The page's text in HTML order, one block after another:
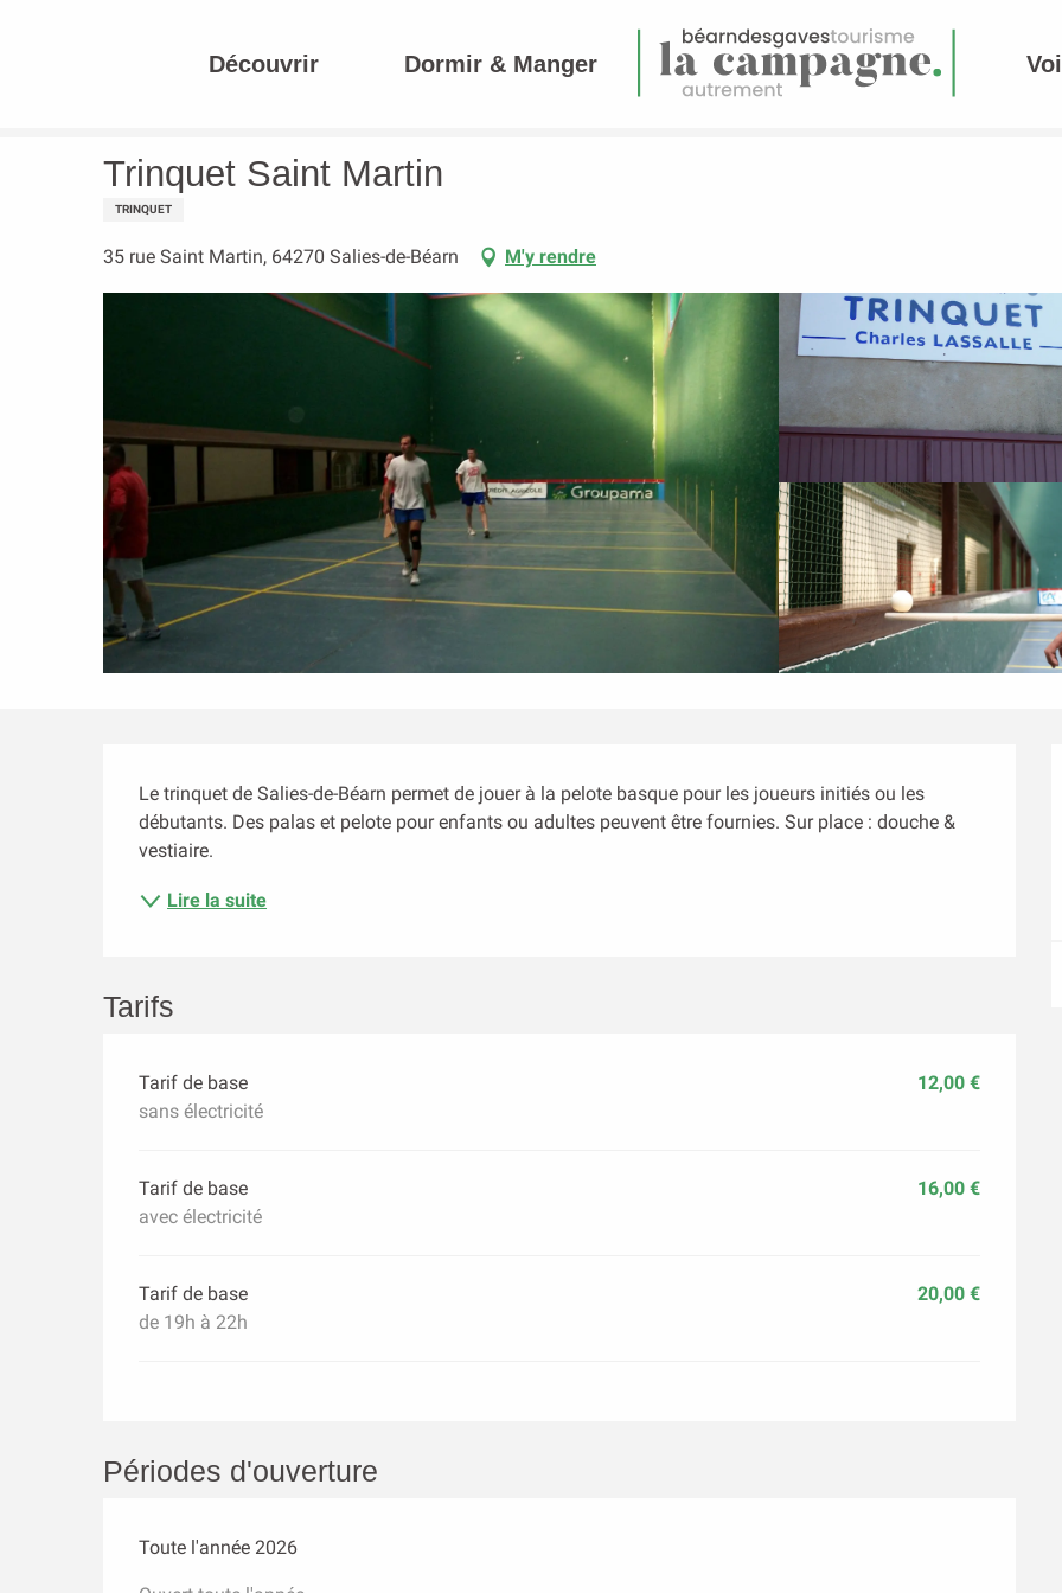
Découvrir Dormir & Manger
Trinquet Saint Martin
TRINQUET
35 rue Saint Martin, 64270 Salies-de-Béarn M'y rendre
Le trinquet de Salies-de-Béarn permet de jouer à la pelote basque pour les joueurs initiés ou les
débutants. Des palas et pelote pour enfants ou adultes peuvent être fournies. Sur place : douche &
vestiaire.
Lire la suite
Tarifs
Tarif de base
sans électricité
12,00 €
Tarif de base
avec électricité
16,00 €
Tarif de base
de 19h à 22h
20,00 €
Périodes d'ouverture
Toute l'année 2026